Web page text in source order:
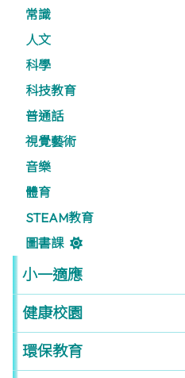
常識
人文
科學
科技教育
普通話
視覺藝術
音樂
體育
STEAM教育
圖書課
小一適應
健康校園
環保教育